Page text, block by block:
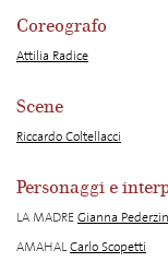
Coreografo
Attilia Radice
Scene
Riccardo Coltellacci
Personaggi e
LA MADREGianna
AMAHALCarlo Scopetti